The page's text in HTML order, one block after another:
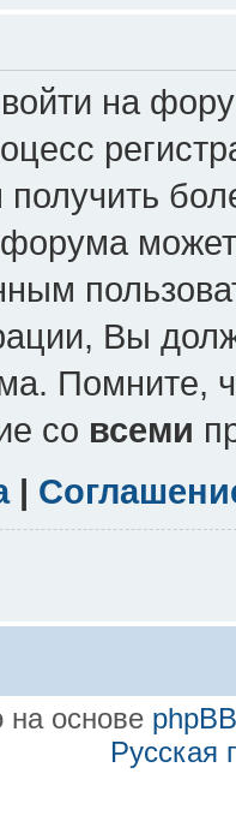
на
получить
может
Вы
Помните,
со всеми
|
на основе phpBB
Русская